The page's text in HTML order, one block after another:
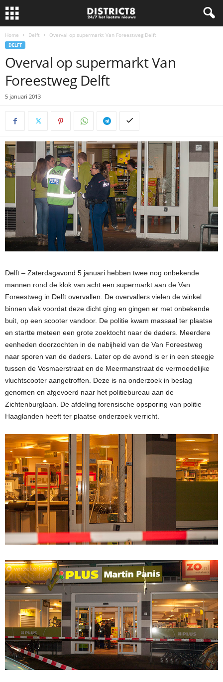
Home Delft Overval op supermarkt Van Foreestweg Delft
DELFT
Overval op supermarkt Van
Foreestweg Delft
5 januari 2013
Delft – Zaterdagavond 5 januari hebben twee nog onbekende
mannen rond de klok van acht een supermarkt aan de Van
Foreestweg in Delft overvallen. De overvallers vielen de winkel
binnen vlak voordat deze dicht ging en gingen er met onbekende
buit, op een scooter vandoor. De politie kwam massaal ter plaatse
en startte meteen een grote zoektocht naar de daders. Meerdere
eenheden doorzochten in de nabijheid van de Van Foreestweg
naar sporen van de daders. Later op de avond is er in een steegje
tussen de Vosmaerstraat en de Meermanstraat de vermoedelijke
vluchtscooter aangetroffen. Deze is na onderzoek in beslag
genomen en afgevoerd naar het politiebureau aan de
Zichtenburglaan. De afdeling forensische opsporing van politie
Haaglanden heeft ter plaatse onderzoek verricht.